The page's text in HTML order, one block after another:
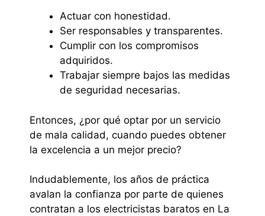
Actuar con honestidad.
Ser responsables y transparentes.
Cumplir con los compromisos
adquiridos.
Trabajar siempre bajos las medidas
de seguridad necesarias.
Entonces, ¿por qué optar por un servicio
de mala calidad, cuando puedes obtener
la excelencia a un mejor precio?
Indudablemente, los años de práctica
avalan la confianza por parte de quienes
contratan a los electricistas baratos en La